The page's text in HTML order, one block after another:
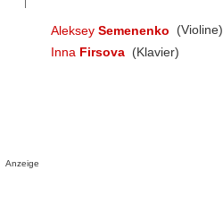
Aleksey Semenenko
(Violine)
Inna Firsova (Klavier)
Anzeige